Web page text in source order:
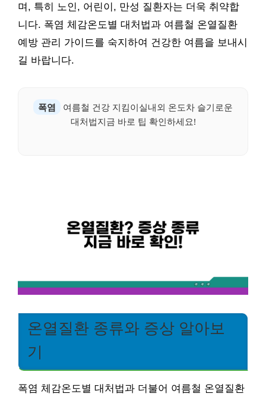
며, 특히 노인, 어린이, 만성 질환자는 더욱 취약합
니다. 폭염 체감온도별 대처법과 여름철 온열질환
예방 관리 가이드를 숙지하여 건강한 여름을 보내시
길 바랍니다.
폭염
여름철 건강 지킴이실내외 온도차 슬기로운
대처법지금 바로 팁 확인하세요!
온열질환 종류와 증상 알아보
기
폭염 체감온도별 대처법과 더불어 여름철 온열질환